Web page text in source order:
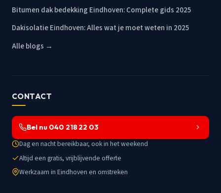
Bitumen dak bedekking Eindhoven: Complete gids 2025
Dakisolatie Eindhoven: Alles wat je moet weten in 2025
Alle blogs →
CONTACT
Bel nu 040 218 22 03
Dag en nacht bereikbaar, ook in het weekend
Altijd een gratis, vrijblijvende offerte
Werkzaam in Eindhoven en omstreken